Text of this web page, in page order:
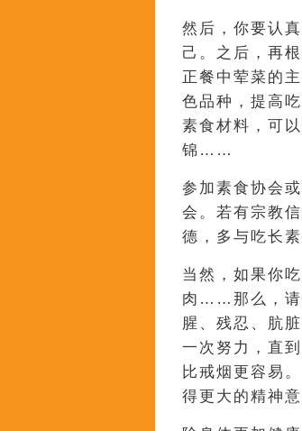
然后，你要认
己。之后，再
正餐中荤菜的
色品种，提高
素食材料，可
锦……
参加素食协会
会。若有宗教
德，多与吃长
当然，如果你
肉……那么，请
腥、残忍、肮
一次努力，直
比戒烟更容易
得更大的精神